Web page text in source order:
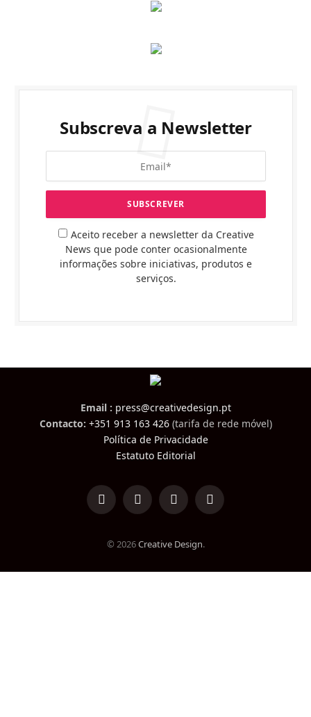
Subscreva a Newsletter
Aceito receber a newsletter da Creative
News que pode conter ocasionalmente
informações sobre iniciativas, produtos e
serviços.
Email : press@creativedesign.pt
Contacto: +351 913 163 426(tarifa de rede móvel)
Política de Privacidade
Estatuto Editorial
LinkedInFacebookInstagramTikTok
© 2026Creative Design.